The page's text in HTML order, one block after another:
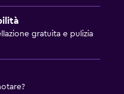
gratuita e pulizia